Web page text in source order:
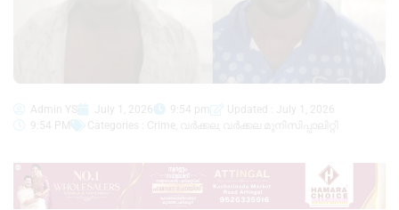
Admin YS July 1, 2026 9:54 pm
Updated : July 1, 2026
9:54 PM
Categories : Crime വർക്കല വർക്കല മുനിസിപ്പാലിറ്റി